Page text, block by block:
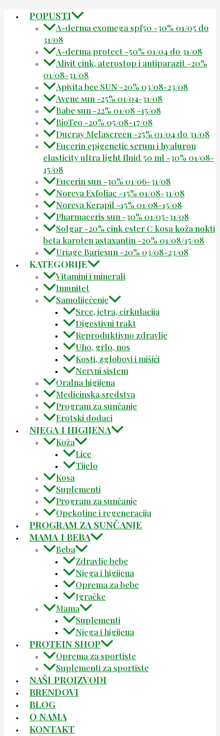
POPUSTI
A-derma exomega spf50 -30% 01/05 do
31/08
A-derma protect -50% 01/04 do 31/08
Alivit cink, aterostop i antiparazit -20%
01/08-31/08
Apivita bee SUN -20% 03/08-23/08
Avene sun -25% 01/04-31/08
Babe sun -22% 01/08 -15/08
BioTeo -20% 05/08-17/08
Ducray Melascreen -25% 01/04 do 31/08
Eucerin epigenetic serum i hyaluron
elasticity ultra light fluid 50 ml -30% 01/08-
15/08
Eucerin sun -30% 01/06-31/08
Noreva Exfoliac -15% 01/08-31/08
Noreva Kerapil -15% 01/08-15/08
Pharmaceris sun -30% 01/05-31/08
Solgar -20% cink ester C kosa koža nokti
beta karoten astaxantin -20% 01/08/15/08
Uriage Bariesun -20% 03/08-23/08
KATEGORIJE
Vitamini i minerali
Imunitet
Samoliječenje
Srce, jetra, cirkulacija
Digestivni trakt
Reproduktivno zdravlje
Uho, grlo, nos
Kosti, zglobovi i mišići
Nervni sistem
Oralna higijena
Medicinska sredstva
Program za sunčanje
Erotski dodaci
NJEGA I HIGIJENA
Koža
Lice
Tijelo
Kosa
Suplementi
Program za sunčanje
Opekotine i regeneracija
PROGRAM ZA SUNČANJE
MAMA I BEBA
Beba
Zdravlje bebe
Njega i higijena
Oprema za bebe
Igračke
Mama
Suplementi
Njega i higijena
PROTEIN SHOP
Oprema za sportiste
Suplementi za sportiste
NAŠI PROIZVODI
BRENDOVI
BLOG
O NAMA
KONTAKT